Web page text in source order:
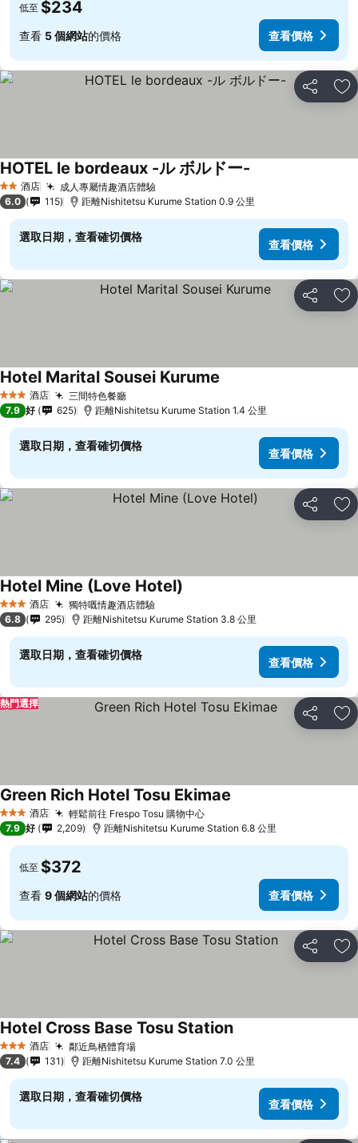
低至 $234
查看 5 個網站的價格 查看價格
分享 放
2 星級酒店 成人專屬情趣酒店體驗查看價格
HOTEL le bordeaux -ル ボルドー-
6.0 115 距離Nishitetsu Kurume Station 0.9 公里
選取日期，查看確切價格
查看價格
分享 放
3 星級 酒店 三間特色餐廳查看價格
Hotel Marital Sousei Kurume
7.9 好 625 距離Nishitetsu Kurume Station 1.4 公里
選取日期，查看確切價格
查看價格
分享 放
3 星級 酒店 獨特嘅情趣酒店體驗查看價格
Hotel Mine (Love Hotel)
6.8 295 距離Nishitetsu Kurume Station 3.8 公里
選取日期，查看確切價格
查看價格
分享 放
熱門選擇
3 星級 酒店 輕鬆前往 Frespo Tosu 購物中心查看價格
Green Rich Hotel Tosu Ekimae
7.9 好 2,209 距離Nishitetsu Kurume Station 6.8 公里
低至 $372
查看 9 個網站的價格 查看價格
分享 放
3 星級 酒店 鄰近鳥栖體育場查看價格
Hotel Cross Base Tosu Station查看價格
7.4 131 距離Nishitetsu Kurume Station 7.0 公里
選取日期，查看確切價格
查看價格